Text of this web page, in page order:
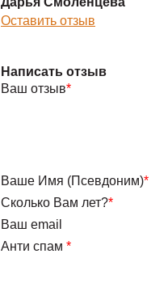
Оставить отзыв
Написать отзыв
Ваш отзыв*
Ваше Имя (Псевдоним)*
Сколько Вам лет?*
Ваш email
Анти спам *